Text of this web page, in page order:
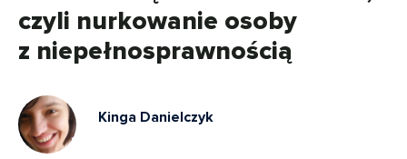
czyli nurkowanie osoby
z niepełnosprawnością
Kinga Danielczyk